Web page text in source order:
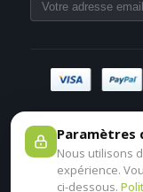
Paramètres
Nous utilisons
expérience.
ci-dessous.